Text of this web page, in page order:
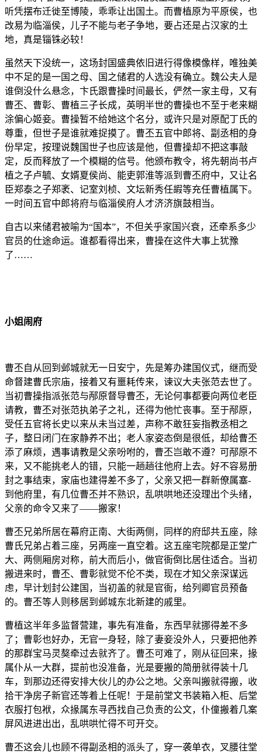
听凭摆布迁徙至博陵，乖乖让出国土。而曹植原为平原侯，也
改易为临淄侯，儿子不能与老子争地，要占还是占汉家的土
地，真是锱铢必较！
虽然天下没统一，这场封国盛典依旧进行得像模像样，唯独美
中不足的是一国之母、国之储君的人选没有确立。魏公夫人是
谁倒没什么悬念，卞氏跟曹操时间最长，俨然一家主母，又有
曹丕、曹彰、曹植三子长成，英明半世的曹操也不至于老来糊
涂偏心姬妾。曹操暂不给她这个名分，或许只是对原配丁氏的
尊重，但世子是谁就难捉摸了。曹丕五官中郎将、副丞相的身
份早定，按理说魏国世子也应该是他，但曹操却不把这事敲
定，反而释放了一个模糊的信号。他颁布教令，将先朝尚书卢
植之子卢毓、女婿夏侯尚、能吏郭淮等派到曹丕府中，又让名
臣郑泰之子郑袤、记室刘桢、文坛新秀任嘏等充任曹植属下。
一时间五官中郎将府与临淄侯府人才济济旗鼓相当。
自古以来储君被喻为“国本”，不但关乎家国兴衰，还牵系多少
官员的仕途命运。谁都看得出来，曹操在这件大事上犹豫
了……
小姐闹府
曹丕自从回到邺城就无一日安宁，先是筹办建国仪式，继而受
命督建曹氏宗庙，接着又有噩耗传来，谏议大夫张范去世了。
当初曹操指派张范与邴原督导曹丕，无论何事都要向两位老臣
请教，曹丕对张范执弟子之礼，还得为他忙丧事。至于邴原，
受任五官将长史以来从未当过差，声称不敢狂妄指教丞相之
子，整日闭门在家静养不出；老人家姿态倒是很低，却给曹丕
添了麻烦，遇事请教是父亲吩咐的，曹丕岂敢不遵？可邴原不
来，又不能挑老人的错，只能一趟趟往他府上去。好不容易册
封之事结束，家庙也建得差不多了，父亲又把一群新僚属塞-
到他府里，有几位曹丕并不熟识，乱哄哄地还没理出个头绪，
父亲的命令又来了——搬家！
曹丕兄弟所居在幕府正南、大街两侧，同样的府邸共五座，除
曹氏兄弟占着三座，另两座一直空着。这五座宅院都是正堂广
大、两侧厢房对称，前大而后小，做官衙倒比居住适合。当初
搬进来时，曹丕、曹彰就觉不伦不类，现在才知父亲深谋远
虑，早计划封公建国，当初盖的就是官衙，给列卿官员预备
的。曹丕等人则移居到邺城东北新建的戚里。
曹植这半年多监督营建，事先有准备，东西早就挪得差不多
了；曹彰也好办，无官一身轻，除了妻妾没外人，只要把他养
的那群宝马灵獒牵过去就齐了。曹丕可难了，刚从征回来，掾
属仆从一大群，提前也没准备，光是要搬的简册就得装十几
车，到那边还得安排大伙儿的办公之地。父亲叫搬就得搬，收
拾干净房子新官还等着上任呢！于是前堂文书装箱入柜、后堂
衣服打包袱，众掾属东寻西找自己负责的公文，仆僮搬着几案
屏风进进出出，乱哄哄忙得不可开交。
曹丕这会儿也顾不得副丞相的派头了，穿一袭单衣，叉腰往堂